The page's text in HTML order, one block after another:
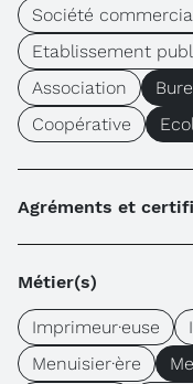
Société
Etablissement
Association
Coopérative
Agréments et
Métier(s)
Imprimeur·euse
Menuisier·ère